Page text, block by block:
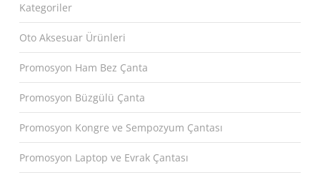
Kategoriler
Oto Aksesuar Ürünleri
Promosyon Ham Bez Çanta
Promosyon Büzgülü Çanta
Promosyon Kongre ve Sempozyum Çantası
Promosyon Laptop ve Evrak Çantası